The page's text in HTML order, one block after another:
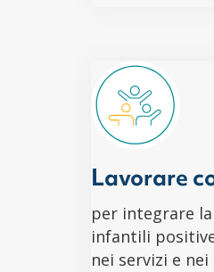
Lavorare
per integrare
infantili
nei servizi e